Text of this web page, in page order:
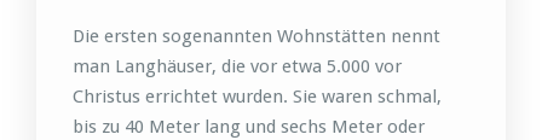
Die ersten sogenannten Wohnstätten nennt
man Langhäuser, die vor etwa 5.000 vor
Christus errichtet wurden. Sie waren schmal,
bis zu 40 Meter lang und sechs Meter oder